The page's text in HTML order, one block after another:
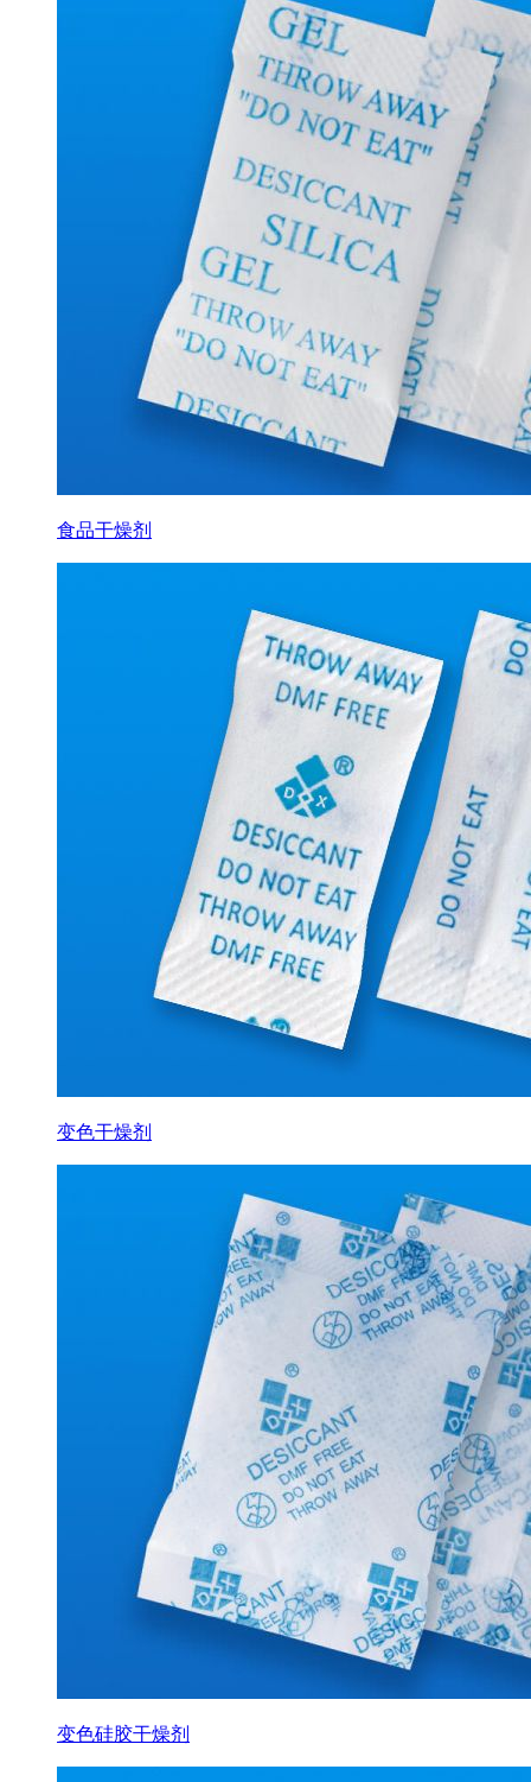
食品干燥剂
变色干燥剂
变色硅胶干燥剂